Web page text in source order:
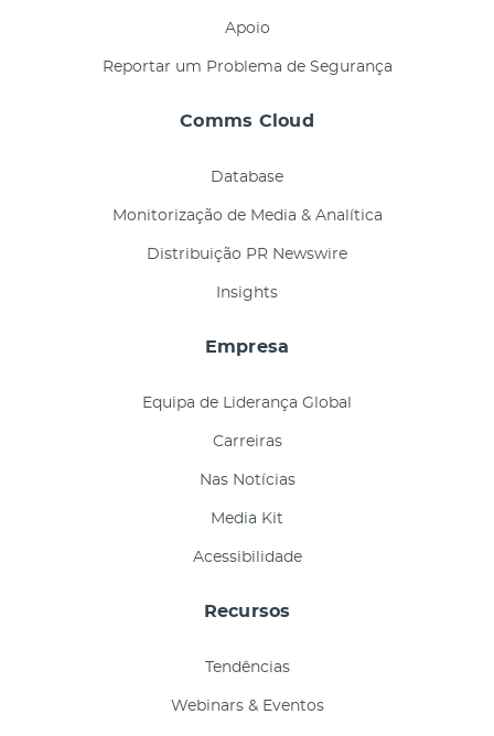
Apoio
Reportar um Problema de Segurança
Comms Cloud
Database
Monitorização de Media & Analítica
Distribuição PR Newswire
Insights
Empresa
Equipa de Liderança Global
Carreiras
Nas Notícias
Media Kit
Acessibilidade
Recursos
Tendências
Webinars & Eventos